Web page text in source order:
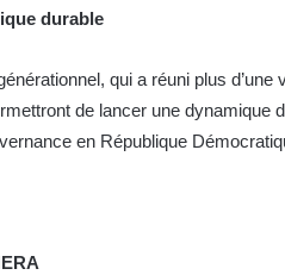
durable
qui a réuni plus
de lancer une dynamique
en République